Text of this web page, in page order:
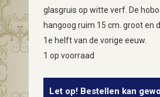
glasgruis op witte verf. De
hangoog ruim 15 cm. groot en
1e helft van de vorige eeuw.
1 op voorraad
Let op! Bestellen kan